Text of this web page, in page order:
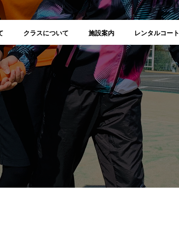
クラスについて 施設案内 レンタルコート